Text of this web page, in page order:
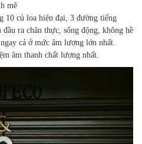
mẽ
10 củ loa hiện đại, 3 đường tiếng
ra chân thực, sống động, không hề
cả ở mức âm lượng lớn nhất.
âm thanh chất lượng nhất.